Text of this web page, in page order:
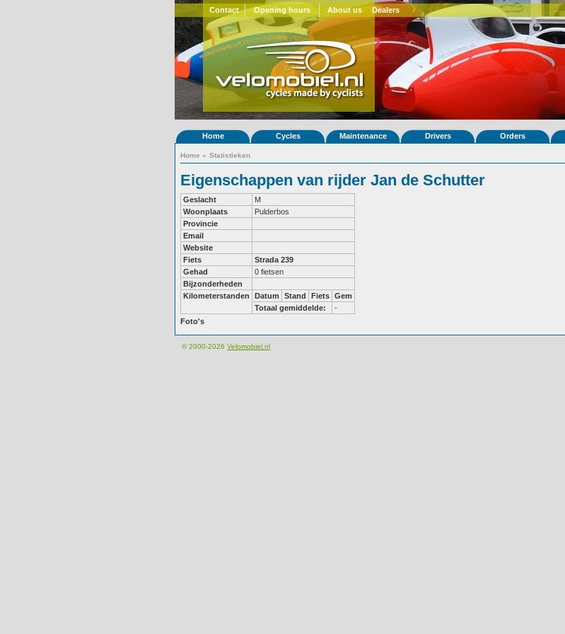
Contact Opening hours About us Dealers
Home Cycles Maintenance Drivers Orders
Home » Statistieken
Eigenschappen van rijder Jan de Schutter
Geslacht
M
Woonplaats
Pulderbos
Provincie
Email
Website
Fiets
Strada 239
Gehad
0 fietsen
Bijzonderheden
Kilometerstanden
Datum Stand Fiets Gem
Totaal gemiddelde:
-
Foto's
© 2000-2026 Velomobiel.nl